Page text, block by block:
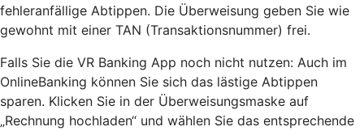
fehleranfällige Abtippen. Die Überweisung geben Sie wie
gewohnt mit einer TAN (Transaktionsnummer) frei.
Falls Sie die VR Banking App noch nicht nutzen: Auch im
OnlineBanking können Sie sich das lästige Abtippen
sparen. Klicken Sie in der Überweisungsmaske auf
„Rechnung hochladen“ und wählen Sie das entsprechende